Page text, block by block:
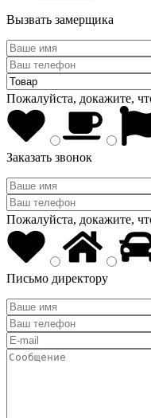
Вызвать замерщика
Пожалуйста, докажите,
Заказать звонок
Пожалуйста, докажите,
Письмо директору